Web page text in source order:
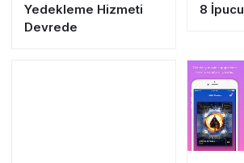
Yedekleme Hizmeti
Devrede
8 İpucu